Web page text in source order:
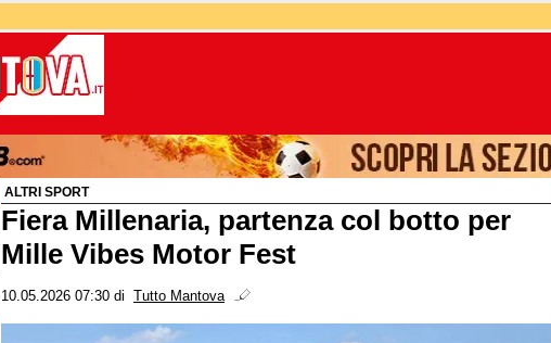
ALTRI SPORT
Fiera Millenaria, partenza col botto per
Mille Vibes Motor Fest
10.05.2026 07:30 di Tutto Mantova